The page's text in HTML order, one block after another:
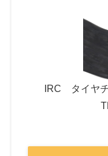
IRC タイヤ